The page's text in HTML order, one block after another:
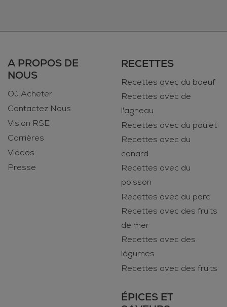
A PROPOS DE
NOUS
Où Acheter
Contactez Nous
Vision RSE
Carrières
Videos
Presse
RECETTES
Recettes avec du boeuf
Recettes avec de
l'agneau
Recettes avec du poulet
Recettes avec du
canard
Recettes avec du
poisson
Recettes avec du porc
Recettes avec des fruits
de mer
Recettes avec des
légumes
Recettes avec des fruits
ÉPICES ET